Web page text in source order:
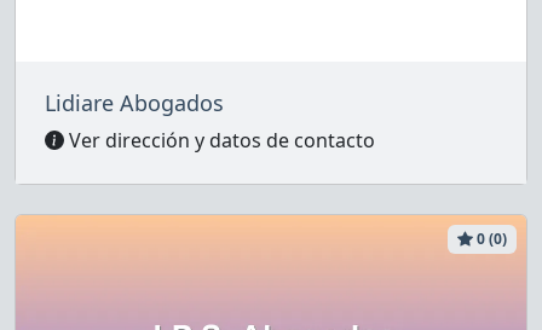
Lidiare Abogados
Ver dirección y datos de contacto
0 (0)